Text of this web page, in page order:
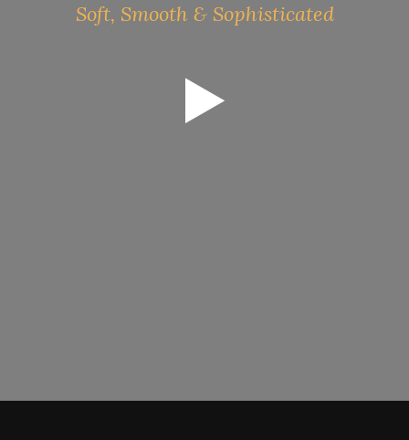
Soft, Smooth & Sophisticated